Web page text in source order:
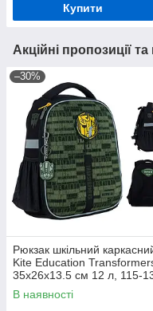
Купити
Акційні пропозиції
–30%
Рюкзак шкільний
Kite Education
35x26x13.5 см 12 л, 115-
см (TF24-555S)
В наявності